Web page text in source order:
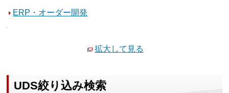
ERP・オーダー開発
拡大して見る
UDS絞り込み検索